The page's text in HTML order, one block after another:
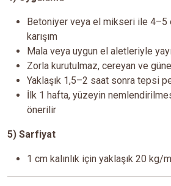
Betoniyer veya el mikseri ile 4–5
karışım
Mala veya uygun el aletleriyle
Zorla kurutulmaz, cereyan ve
Yaklaşık 1,5–2 saat sonra tepsi
İlk 1 hafta, yüzeyin
önerilir
5) Sarfiyat
1 cm kalınlık için yaklaşık 20 kg/